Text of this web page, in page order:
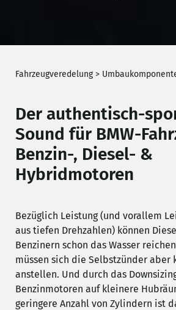
Fahrzeugveredelung>
Der authentisch-
Sound für BMW-
Benzin-, Diesel- &
Hybridmotoren
Bezüglich Leistung (und vorallem
aus tiefen Drehzahlen) können
Benzinern schon das Wasser
müssen sich die Selbstzünder aber
anstellen. Und durch das
Benzinmotoren auf kleinere
geringere Anzahl von Zylindern ist